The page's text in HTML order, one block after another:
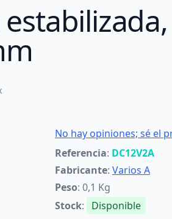
No hay opiniones; sé el
Referencia: DC12V2A
Fabricante: Varios A
Peso: 0,1 Kg
Stock: Disponible